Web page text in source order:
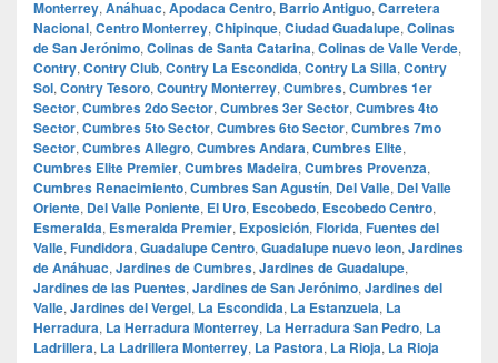
Monterrey, Anáhuac, Apodaca Centro, Barrio Antiguo, Carretera
Nacional, Centro Monterrey, Chipinque, Ciudad Guadalupe, Colinas
de San Jerónimo, Colinas de Santa Catarina, Colinas de Valle Verde,
Contry, Contry Club, Contry La Escondida, Contry La Silla, Contry
Sol, Contry Tesoro, Country Monterrey, Cumbres, Cumbres 1er
Sector, Cumbres 2do Sector, Cumbres 3er Sector, Cumbres 4to
Sector, Cumbres 5to Sector, Cumbres 6to Sector, Cumbres 7mo
Sector, Cumbres Allegro, Cumbres Andara, Cumbres Elite,
Cumbres Elite Premier, Cumbres Madeira, Cumbres Provenza,
Cumbres Renacimiento, Cumbres San Agustín, Del Valle, Del Valle
Oriente, Del Valle Poniente, El Uro, Escobedo, Escobedo Centro,
Esmeralda, Esmeralda Premier, Exposición, Florida, Fuentes del
Valle, Fundidora, Guadalupe Centro, Guadalupe nuevo leon, Jardines
de Anáhuac, Jardines de Cumbres, Jardines de Guadalupe,
Jardines de las Puentes, Jardines de San Jerónimo, Jardines del
Valle, Jardines del Vergel, La Escondida, La Estanzuela, La
Herradura, La Herradura Monterrey, La Herradura San Pedro, La
Ladrillera, La Ladrillera Monterrey, La Pastora, La Rioja, La Rioja